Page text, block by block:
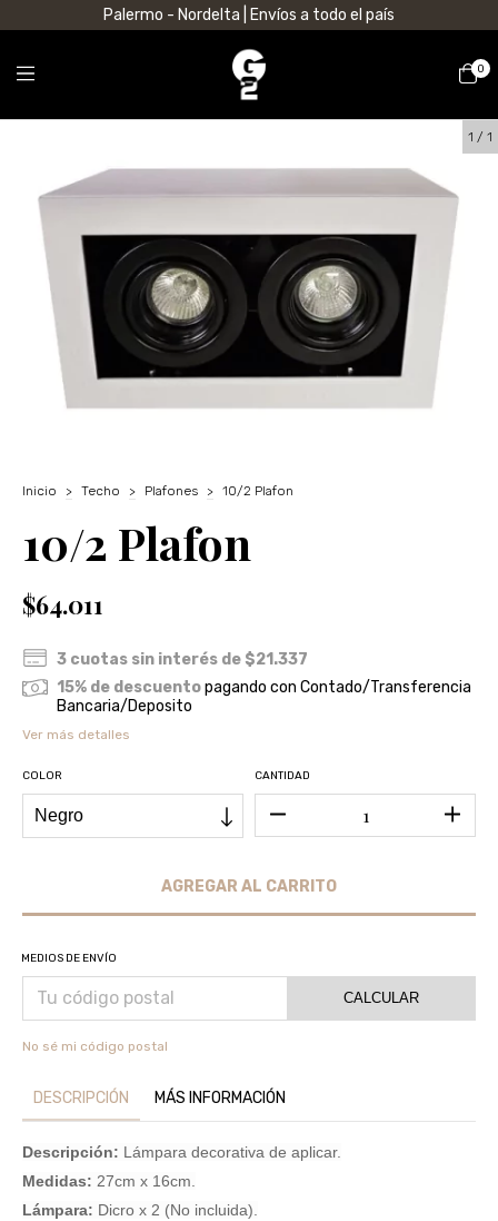
Palermo - Nordelta | Envíos a todo el país
0
1 / 1
Inicio > Techo > Plafones > 10/2 Plafon
10/2 Plafon
$64.011
3 cuotas sin interés de $21.337
15% de descuentopagando con Contado/Transferencia
Bancaria/Deposito
Ver más detalles
COLOR CANTIDAD
MEDIOS DE ENVÍO
CALCULAR
No sé mi código postal
DESCRIPCIÓN MÁS INFORMACIÓN
Descripción: Lámpara decorativa de aplicar.
Medidas: 27cm x 16cm.
Lámpara: Dicro x 2 (No incluida).